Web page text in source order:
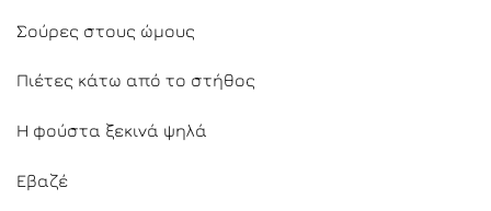
Σούρες στους ώμους
Πιέτες κάτω από το στήθος
Η φούστα ξεκινά ψηλά
Εβαζέ